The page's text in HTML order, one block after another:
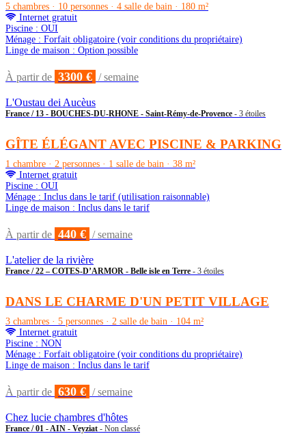
5 chambres · 10 personnes · 4 salle de bain · 180 m²
Internet gratuit
Piscine : OUI
Ménage : Forfait obligatoire (voir conditions du propriétaire)
Linge de maison : Option possible
À partir de 3300 € / semaine
L'Oustau dei Aucèus
France / 13 - BOUCHES-DU-RHONE - Saint-Rémy-de-Provence - 3 étoiles
GÎTE ÉLÉGANT AVEC PISCINE & PARKING
1 chambre · 2 personnes · 1 salle de bain · 38 m²
Internet gratuit
Piscine : OUI
Ménage : Inclus dans le tarif (utilisation raisonnable)
Linge de maison : Inclus dans le tarif
À partir de 440 € / semaine
L'atelier de la rivière
France / 22 – COTES-D’ARMOR - Belle isle en Terre - 3 étoiles
DANS LE CHARME D'UN PETIT VILLAGE
3 chambres · 5 personnes · 2 salle de bain · 104 m²
Internet gratuit
Piscine : NON
Ménage : Forfait obligatoire (voir conditions du propriétaire)
Linge de maison : Inclus dans le tarif
À partir de 630 € / semaine
Chez lucie chambres d'hôtes
France / 01 - AIN - Veyziat - Non classé